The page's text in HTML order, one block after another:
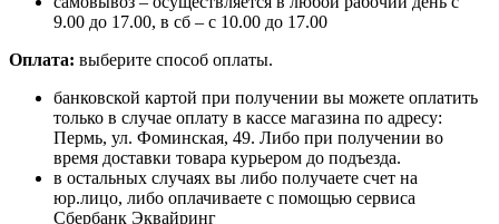
9.00 до 17.00, в сб – с 10.00 до 17.00
Оплата: выберите способ оплаты.
банковской картой при получении вы можете оплатить
только в случае оплату в кассе магазина по адресу:
Пермь, ул. Фоминская, 49. Либо при получении во
время доставки товара курьером до подъезда.
в остальных случаях вы либо получаете счет на
юр.лицо, либо оплачиваете с помощью сервиса
Сбербанк Эквайринг